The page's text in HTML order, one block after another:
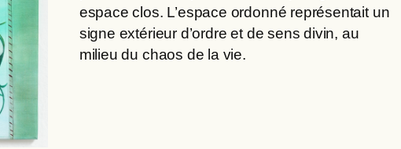
espace clos. L’espace ordonné représentait un
signe extérieur d’ordre et de sens divin, au
milieu du chaos de la vie.